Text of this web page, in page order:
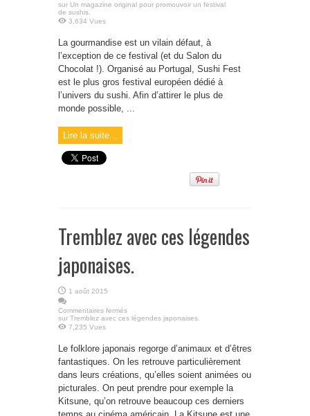
sur Un magazine original pour promouvoir un festival
de sushis.
3,634 Vues
La gourmandise est un vilain défaut, à
l’exception de ce festival (et du Salon du
Chocolat !). Organisé au Portugal, Sushi Fest
est le plus gros festival européen dédié à
l’univers du sushi. Afin d’attirer le plus de
monde possible, ...
Lire la suite...
Tremblez avec ces légendes
japonaises.
1 août 2015
Commentaires fermés
sur Tremblez avec ces légendes japonaises.
7,235 Vues
Le folklore japonais regorge d’animaux et d’êtres
fantastiques. On les retrouve particulièrement
dans leurs créations, qu’elles soient animées ou
picturales. On peut prendre pour exemple la
Kitsune, qu’on retrouve beaucoup ces derniers